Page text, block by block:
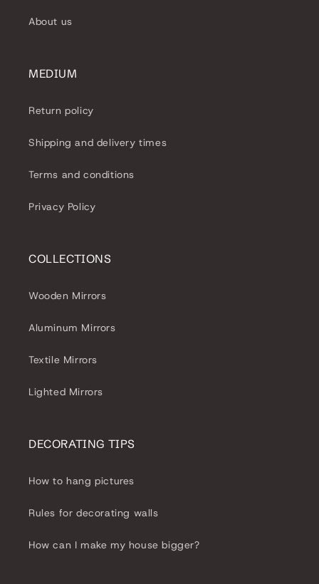
About us
MEDIUM
Return policy
Shipping and delivery times
Terms and conditions
Privacy Policy
COLLECTIONS
Wooden Mirrors
Aluminum Mirrors
Textile Mirrors
Lighted Mirrors
DECORATING TIPS
How to hang pictures
Rules for decorating walls
How can I make my house bigger?